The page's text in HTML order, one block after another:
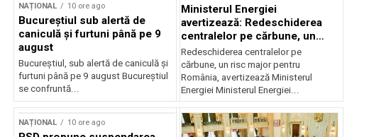
NAȚIONAL 10 ore ago
Bucureștiul sub alertă de
caniculă și furtuni până pe 9
august
Bucureștiul, sub alertă de caniculă și
furtuni până pe 9 august Bucureștiul
se confruntă...
Ministerul Energiei
avertizează: Redeschiderea
centralelor pe cărbune, un
risc major pentru România
Redeschiderea centralelor pe
cărbune, un risc major pentru
România, avertizează Ministerul
Energiei Ministerul Energiei...
NAȚIONAL 10 ore ago